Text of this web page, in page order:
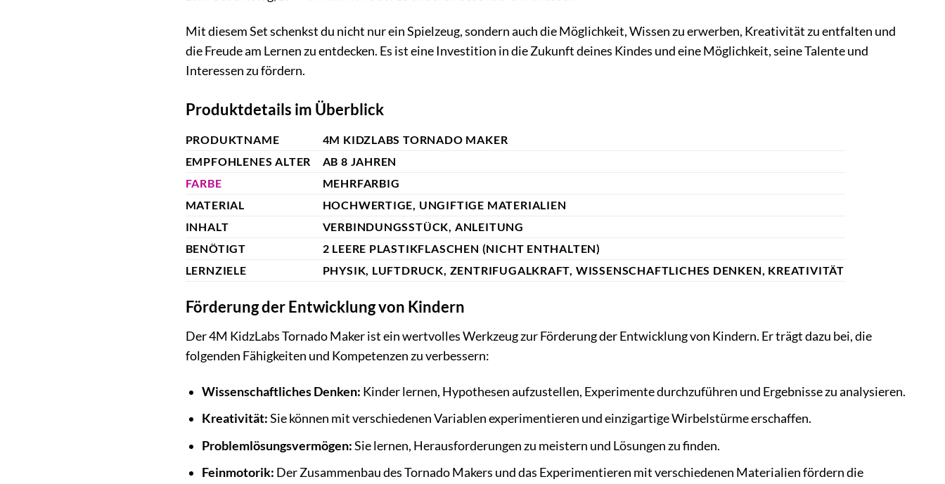
Mit diesem Set schenkst du nicht nur ein Spielzeug, sondern auch die Möglichkeit, Wissen zu erwerben, Kreativität zu entfalten und
die Freude am Lernen zu entdecken. Es ist eine Investition in die Zukunft deines Kindes und eine Möglichkeit, seine Talente und
Interessen zu fördern.
Produktdetails im Überblick
PRODUKTNAME
4M KIDZLABS TORNADO MAKER
EMPFOHLENES ALTER
AB 8 JAHREN
FARBE
MEHRFARBIG
MATERIAL
HOCHWERTIGE, UNGIFTIGE MATERIALIEN
INHALT
VERBINDUNGSSTÜCK, ANLEITUNG
BENÖTIGT
2 LEERE PLASTIKFLASCHEN (NICHT ENTHALTEN)
LERNZIELE
PHYSIK, LUFTDRUCK, ZENTRIFUGALKRAFT, WISSENSCHAFTLICHES DENKEN, KREATIVITÄT
Förderung der Entwicklung von Kindern
Der 4M KidzLabs Tornado Maker ist ein wertvolles Werkzeug zur Förderung der Entwicklung von Kindern. Er trägt dazu bei, die
folgenden Fähigkeiten und Kompetenzen zu verbessern:
Wissenschaftliches Denken: Kinder lernen, Hypothesen aufzustellen, Experimente durchzuführen und Ergebnisse zu analysieren.
Kreativität:Sie können mit verschiedenen Variablen experimentieren und einzigartige Wirbelstürme erschaffen.
Problemlösungsvermögen:Sie lernen, Herausforderungen zu meistern und Lösungen zu finden.
Feinmotorik: Der Zusammenbau des Tornado Makers und das Experimentieren mit verschiedenen Materialien fördern die